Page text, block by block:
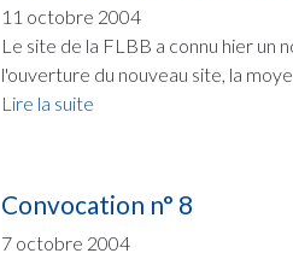
11 octobre 2004
Le site de la FLBB a connu hier un
l'ouverture du nouveau site, la
Lire la suite
Convocation n° 8
7 octobre 2004